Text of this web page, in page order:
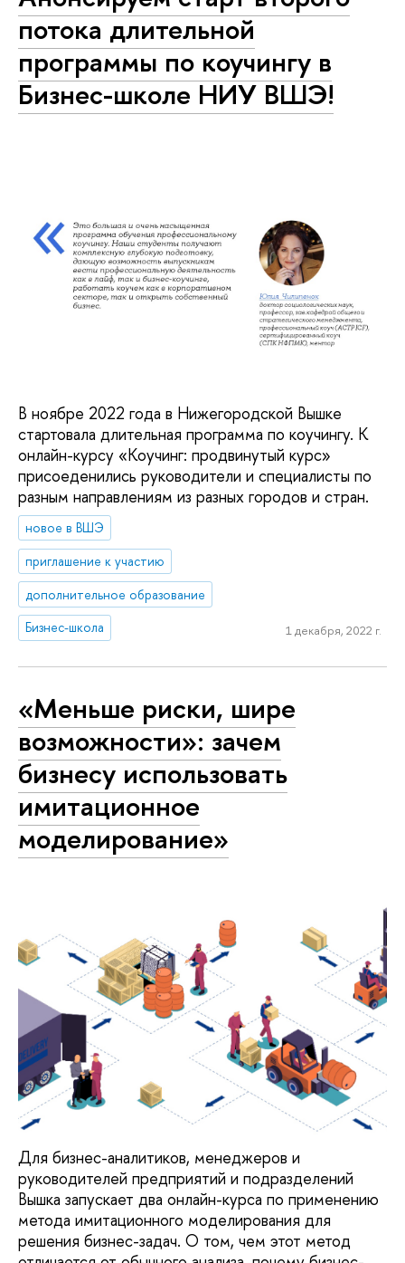
потока длительной
программы по коучингу в
Бизнес-школе НИУ ВШЭ!
В ноябре 2022 года в Нижегородской Вышке
стартовала длительная программа по коучингу. К
онлайн-курсу «Коучинг: продвинутый курс»
присоеденились руководители и специалисты по
разным направлениям из разных городов и стран.
новое в ВШЭ
приглашение к участию
дополнительное образование
Бизнес-школа
1 декабря, 2022 г.
«Меньше риски, шире
возможности»: зачем
бизнесу использовать
имитационное
моделирование»
Для бизнес-аналитиков, менеджеров и
руководителей предприятий и подразделений
Вышка запускает два онлайн-курса по применению
метода имитационного моделирования для
решения бизнес-задач. О том, чем этот метод